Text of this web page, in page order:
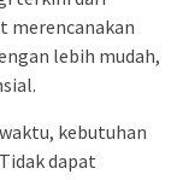
merencanakan
lebih mudah,
kebutuhan
dapat